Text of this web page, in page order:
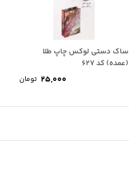
ساک دستی لوکس چاپ طلا
(عمده) کد 627
25,000 تومان